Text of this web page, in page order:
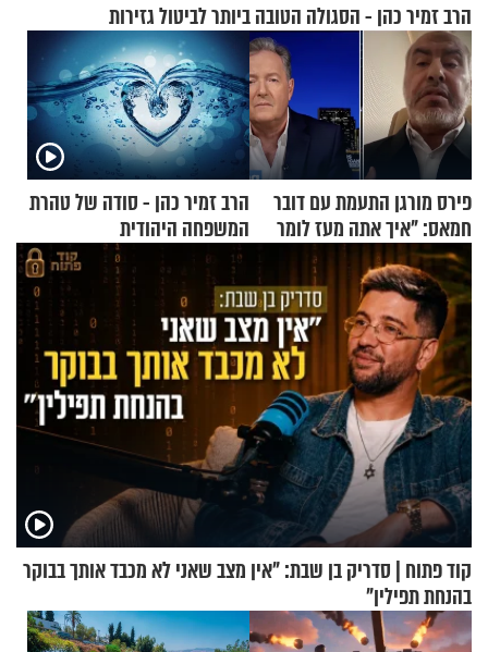
הרב זמיר כהן - הסגולה הטובה ביותר לביטול גזירות
פירס מורגן התעמת עם דובר
חמאס: "איך אתה מעז לומר
שלא ביצעתם פשעי מלחמה?!"
הרב זמיר כהן - סודה של טהרת
המשפחה היהודית
קוד פתוח | סדריק בן שבת: "אין מצב שאני לא מכבד אותך בבוקר
בהנחת תפילין"